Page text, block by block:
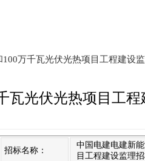
100万千瓦光伏光热项目工程建设
瓦光伏光热项目工
招标名称：
中国电建电建新
目工程建设监理